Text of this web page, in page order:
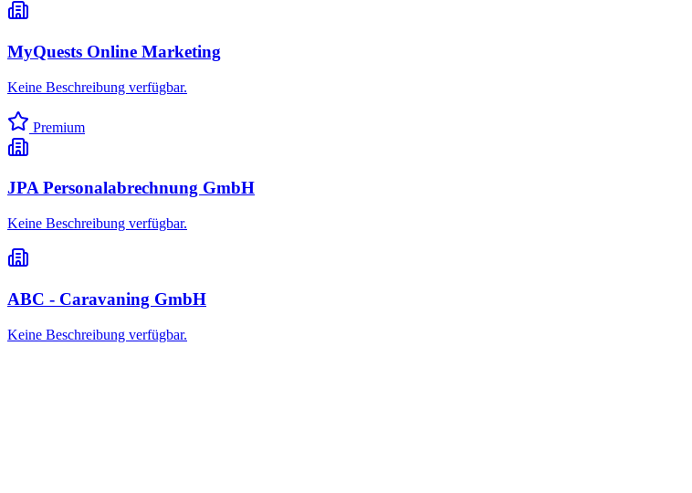
MyQuests Online Marketing
Keine Beschreibung verfügbar.
Premium
JPA Personalabrechnung GmbH
Keine Beschreibung verfügbar.
ABC - Caravaning GmbH
Keine Beschreibung verfügbar.